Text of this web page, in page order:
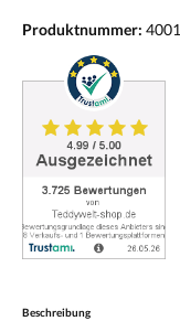
Produktnummer:
Beschreibung